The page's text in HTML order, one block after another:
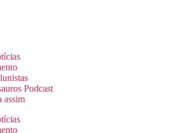
Podcast
assim